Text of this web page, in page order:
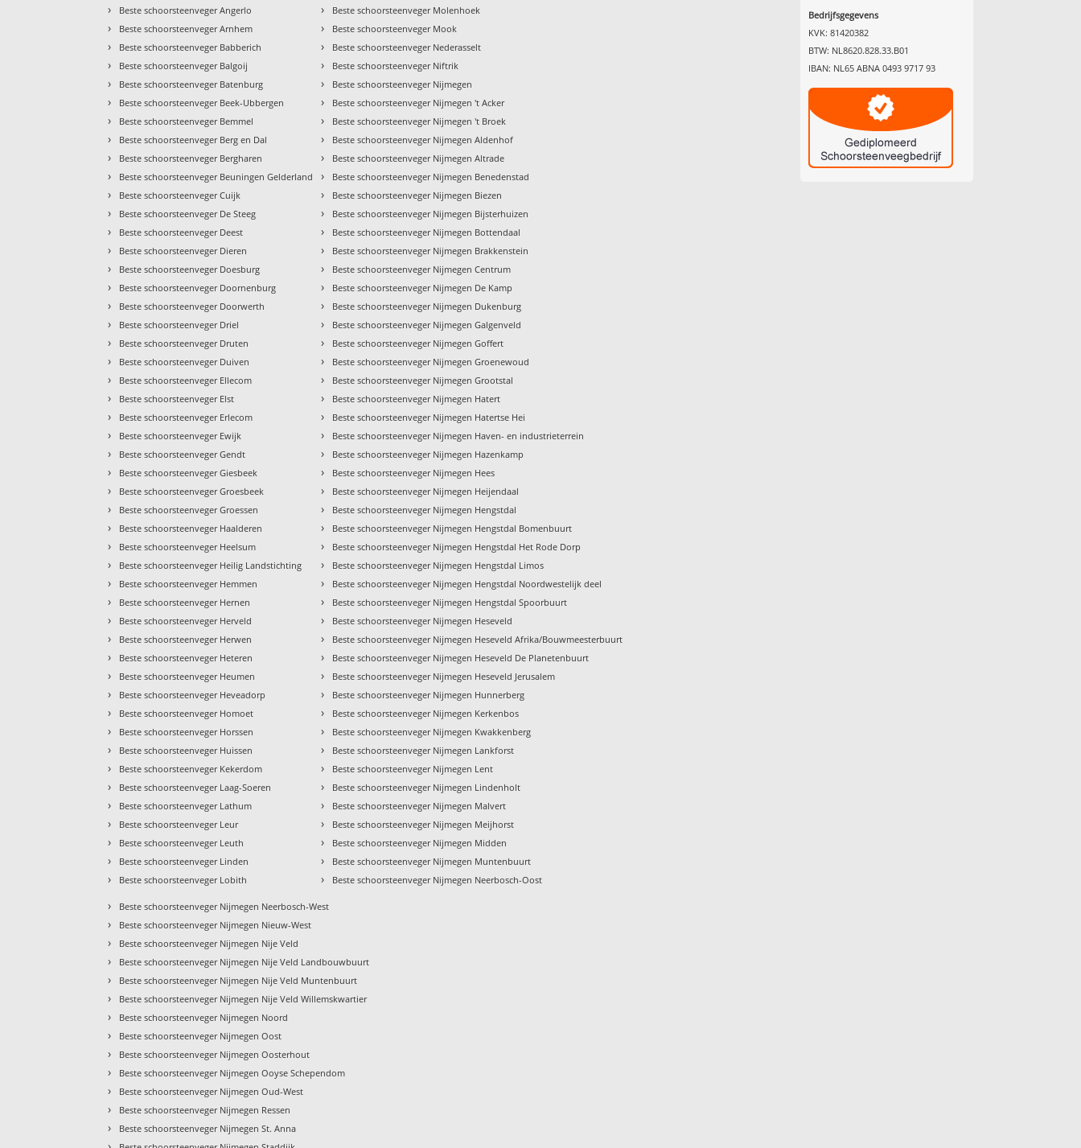
› Beste schoorsteenveger Angerlo
› Beste schoorsteenveger Arnhem
› Beste schoorsteenveger Babberich
› Beste schoorsteenveger Balgoij
› Beste schoorsteenveger Batenburg
› Beste schoorsteenveger Beek-Ubbergen
› Beste schoorsteenveger Bemmel
› Beste schoorsteenveger Berg en Dal
› Beste schoorsteenveger Bergharen
› Beste schoorsteenveger Beuningen Gelderland
› Beste schoorsteenveger Cuijk
› Beste schoorsteenveger De Steeg
› Beste schoorsteenveger Deest
› Beste schoorsteenveger Dieren
› Beste schoorsteenveger Doesburg
› Beste schoorsteenveger Doornenburg
› Beste schoorsteenveger Doorwerth
› Beste schoorsteenveger Driel
› Beste schoorsteenveger Druten
› Beste schoorsteenveger Duiven
› Beste schoorsteenveger Ellecom
› Beste schoorsteenveger Elst
› Beste schoorsteenveger Erlecom
› Beste schoorsteenveger Ewijk
› Beste schoorsteenveger Gendt
› Beste schoorsteenveger Giesbeek
› Beste schoorsteenveger Groesbeek
› Beste schoorsteenveger Groessen
› Beste schoorsteenveger Haalderen
› Beste schoorsteenveger Heelsum
› Beste schoorsteenveger Heilig Landstichting
› Beste schoorsteenveger Hemmen
› Beste schoorsteenveger Hernen
› Beste schoorsteenveger Herveld
› Beste schoorsteenveger Herwen
› Beste schoorsteenveger Heteren
› Beste schoorsteenveger Heumen
› Beste schoorsteenveger Heveadorp
› Beste schoorsteenveger Homoet
› Beste schoorsteenveger Horssen
› Beste schoorsteenveger Huissen
› Beste schoorsteenveger Kekerdom
› Beste schoorsteenveger Laag-Soeren
› Beste schoorsteenveger Lathum
› Beste schoorsteenveger Leur
› Beste schoorsteenveger Leuth
› Beste schoorsteenveger Linden
› Beste schoorsteenveger Lobith
› Beste schoorsteenveger Molenhoek
› Beste schoorsteenveger Mook
› Beste schoorsteenveger Nederasselt
› Beste schoorsteenveger Niftrik
› Beste schoorsteenveger Nijmegen
› Beste schoorsteenveger Nijmegen 't Acker
› Beste schoorsteenveger Nijmegen 't Broek
› Beste schoorsteenveger Nijmegen Aldenhof
› Beste schoorsteenveger Nijmegen Altrade
› Beste schoorsteenveger Nijmegen Benedenstad
› Beste schoorsteenveger Nijmegen Biezen
› Beste schoorsteenveger Nijmegen Bijsterhuizen
› Beste schoorsteenveger Nijmegen Bottendaal
› Beste schoorsteenveger Nijmegen Brakkenstein
› Beste schoorsteenveger Nijmegen Centrum
› Beste schoorsteenveger Nijmegen De Kamp
› Beste schoorsteenveger Nijmegen Dukenburg
› Beste schoorsteenveger Nijmegen Galgenveld
› Beste schoorsteenveger Nijmegen Goffert
› Beste schoorsteenveger Nijmegen Groenewoud
› Beste schoorsteenveger Nijmegen Grootstal
› Beste schoorsteenveger Nijmegen Hatert
› Beste schoorsteenveger Nijmegen Hatertse Hei
› Beste schoorsteenveger Nijmegen Haven- en industrieterrein
› Beste schoorsteenveger Nijmegen Hazenkamp
› Beste schoorsteenveger Nijmegen Hees
› Beste schoorsteenveger Nijmegen Heijendaal
› Beste schoorsteenveger Nijmegen Hengstdal
› Beste schoorsteenveger Nijmegen Hengstdal Bomenbuurt
› Beste schoorsteenveger Nijmegen Hengstdal Het Rode Dorp
› Beste schoorsteenveger Nijmegen Hengstdal Limos
› Beste schoorsteenveger Nijmegen Hengstdal Noordwestelijk deel
› Beste schoorsteenveger Nijmegen Hengstdal Spoorbuurt
› Beste schoorsteenveger Nijmegen Heseveld
› Beste schoorsteenveger Nijmegen Heseveld Afrika/Bouwmeesterbuurt
› Beste schoorsteenveger Nijmegen Heseveld De Planetenbuurt
› Beste schoorsteenveger Nijmegen Heseveld Jerusalem
› Beste schoorsteenveger Nijmegen Hunnerberg
› Beste schoorsteenveger Nijmegen Kerkenbos
› Beste schoorsteenveger Nijmegen Kwakkenberg
› Beste schoorsteenveger Nijmegen Lankforst
› Beste schoorsteenveger Nijmegen Lent
› Beste schoorsteenveger Nijmegen Lindenholt
› Beste schoorsteenveger Nijmegen Malvert
› Beste schoorsteenveger Nijmegen Meijhorst
› Beste schoorsteenveger Nijmegen Midden
› Beste schoorsteenveger Nijmegen Muntenbuurt
› Beste schoorsteenveger Nijmegen Neerbosch-Oost
› Beste schoorsteenveger Nijmegen Neerbosch-West
› Beste schoorsteenveger Nijmegen Nieuw-West
› Beste schoorsteenveger Nijmegen Nije Veld
› Beste schoorsteenveger Nijmegen Nije Veld Landbouwbuurt
› Beste schoorsteenveger Nijmegen Nije Veld Muntenbuurt
› Beste schoorsteenveger Nijmegen Nije Veld Willemskwartier
› Beste schoorsteenveger Nijmegen Noord
› Beste schoorsteenveger Nijmegen Oost
› Beste schoorsteenveger Nijmegen Oosterhout
› Beste schoorsteenveger Nijmegen Ooyse Schependom
› Beste schoorsteenveger Nijmegen Oud-West
› Beste schoorsteenveger Nijmegen Ressen
› Beste schoorsteenveger Nijmegen St. Anna
Bedrijfsgegevens
KVK: 81420382
BTW: NL8620.828.33.B01
IBAN: NL65 ABNA 0493 9717 93